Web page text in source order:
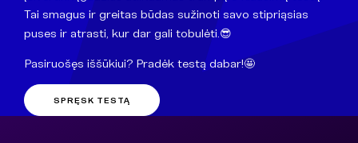
Tai smagus ir greitas būdas sužinoti savo stipriąsias
puses ir atrasti, kur dar gali tobulėti.😎
Pasiruošęs iššūkiui? Pradėk testą dabar!🤩
SPRĘSK TESTĄ